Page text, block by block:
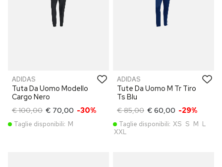
ADIDAS
Tuta Da Uomo Modello
Cargo Nero
€ 100,00 € 70,00 -30%
Taglie disponibili: M
ADIDAS
Tute Da Uomo M Tr Tiro
Ts Blu
€ 85,00 € 60,00 -29%
Taglie disponibili: XS S M L
XXL